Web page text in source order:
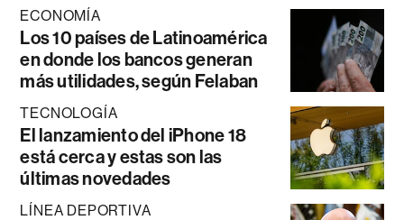
ECONOMÍA
Los 10 países de Latinoamérica
en donde los bancos generan
más utilidades, según Felaban
TECNOLOGÍA
El lanzamiento del iPhone 18
está cerca y estas son las
últimas novedades
LÍNEA DEPORTIVA